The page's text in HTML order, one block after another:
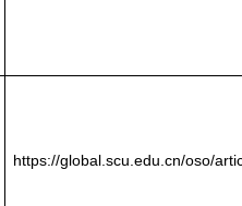
https://global.scu.edu.cn/oso/